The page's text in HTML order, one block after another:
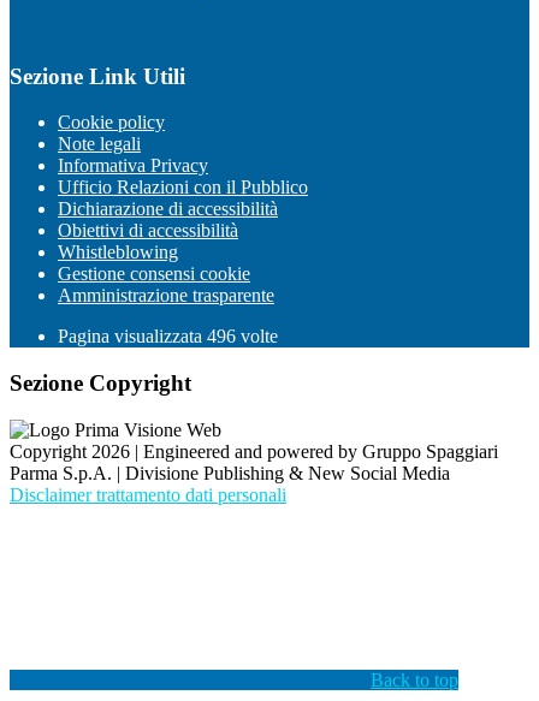
Sezione Link Utili
Cookie policy
Note legali
Informativa Privacy
Ufficio Relazioni con il Pubblico
Dichiarazione di accessibilità
Obiettivi di accessibilità
Whistleblowing
Gestione consensi cookie
Amministrazione trasparente
Pagina visualizzata 496 volte
Sezione Copyright
Copyright 2026 | Engineered and powered by Gruppo Spaggiari
Parma S.p.A. | Divisione Publishing & New Social Media
Disclaimer trattamento dati personali
Back to top